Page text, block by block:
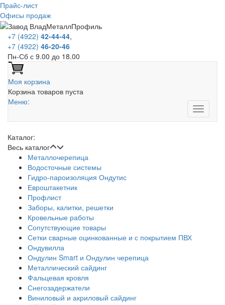
Прайс-лист
Офисы продаж
+7 (4922) 42-44-44,
+7 (4922) 46-20-46
Пн-Сб с 9.00 до 18.00
Моя корзина
Корзина товаров пуста
Меню:
Каталог:
Весь каталог
Металлочерепица
Водосточные системы
Гидро-пароизоляция Ондутис
Евроштакетник
Профлист
Заборы, калитки, решетки
Кровельные работы
Сопутствующие товары
Сетки сварные оцинкованные и с покрытием ПВХ
Ондувилла
Ондулин Smart и Ондулин черепица
Металлический сайдинг
Фальцевая кровля
Снегозадержатели
Виниловый и акриловый сайдинг